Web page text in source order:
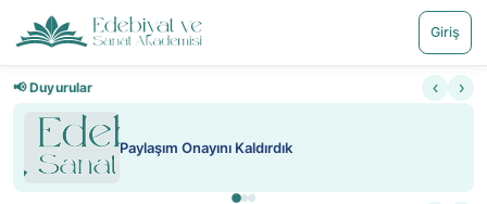
Giriş
📢 Duyurular ‹ ›
Paylaşım Onayını Kaldırdık